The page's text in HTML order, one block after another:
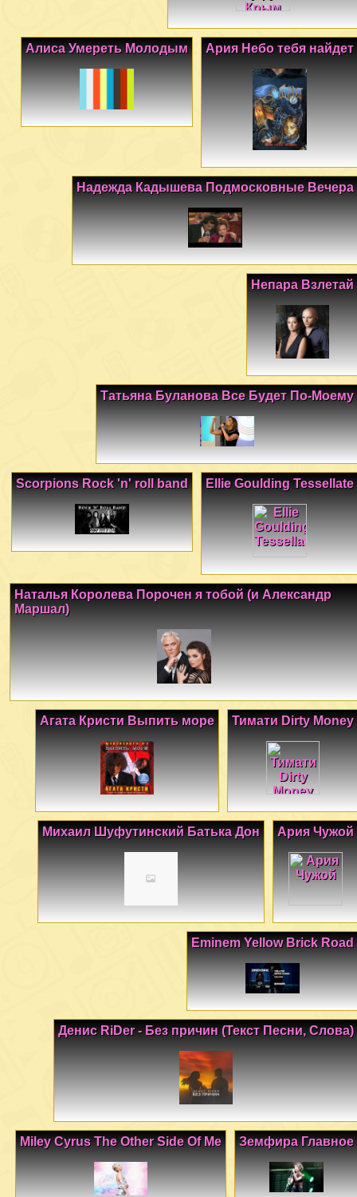
Ария Небо тебя найдет
Алиса Умереть Молодым
Надежда Кадышева Подмосковные Вечера
Непара Взлетай
Татьяна Буланова Все Будет По-Моему
Ellie Goulding Tessellate
Scorpions Rock 'n' roll band
Наталья Королева Порочен я тобой (и Александр
Маршал)
Тимати Dirty Money
Агата Кристи Выпить море
Ария Чужой
Михаил Шуфутинский Батька Дон
Eminem Yellow Brick Road
Денис RiDer - Без причин (Текст Песни, Слова)
Земфира Главное
Miley Cyrus The Other Side Of Me